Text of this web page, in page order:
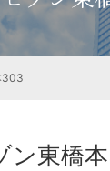
303
ン東橋